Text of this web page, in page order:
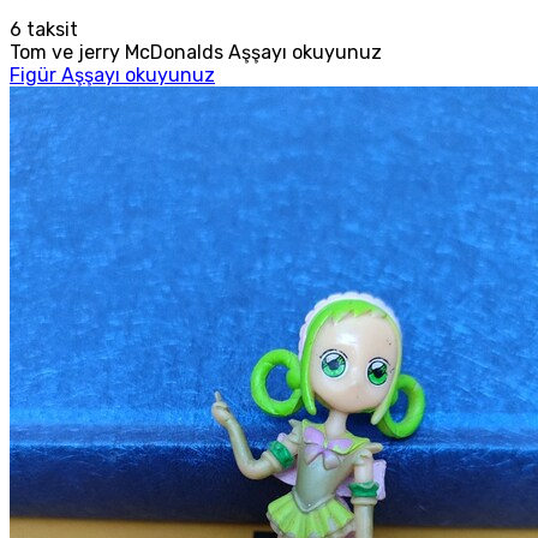
6 taksit
Tom ve jerry McDonalds Aşşayı okuyunuz
Figür Aşşayı okuyunuz